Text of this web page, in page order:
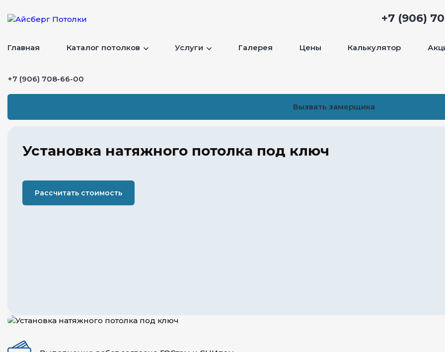
+7 (906)
Главная Каталог потолков Услуги Галерея Цены Калькулятор
+7 (906) 708-66-00
Вызвать замерщика
Установка натяжного потолка под ключ
Рассчитать стоимость